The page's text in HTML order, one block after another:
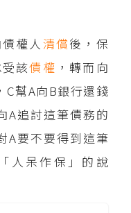
權人 清償後，保
該債權 ，轉而向
C幫A向B銀行還錢
A追討這筆債務的
A要不要得到這筆
人呆作保」的說